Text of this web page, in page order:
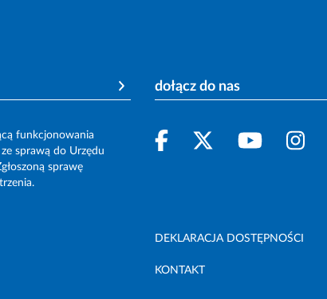
funkcjonowania
ze sprawą do Urzędu
sprawę
dołącz do nas
DEKLARACJA DOSTĘPNOŚCI
KONTAKT